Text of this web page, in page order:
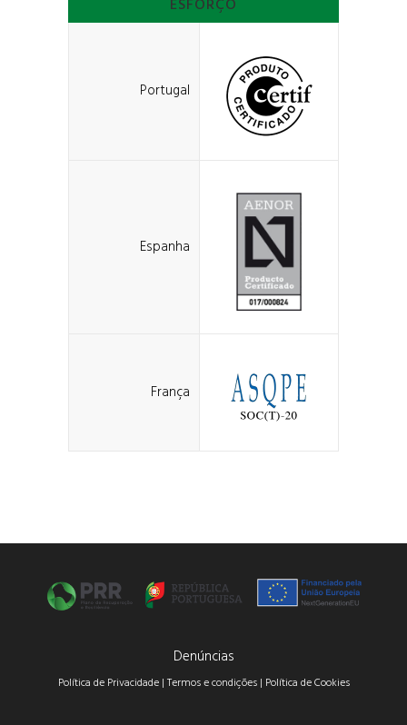
Portugal
Espanha
França
Denúncias
Política de Privacidade | Termos e condições | Política de Cookies